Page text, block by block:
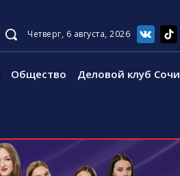
Четверг, 6 августа, 2026
Общество Деловой клуб Сочи